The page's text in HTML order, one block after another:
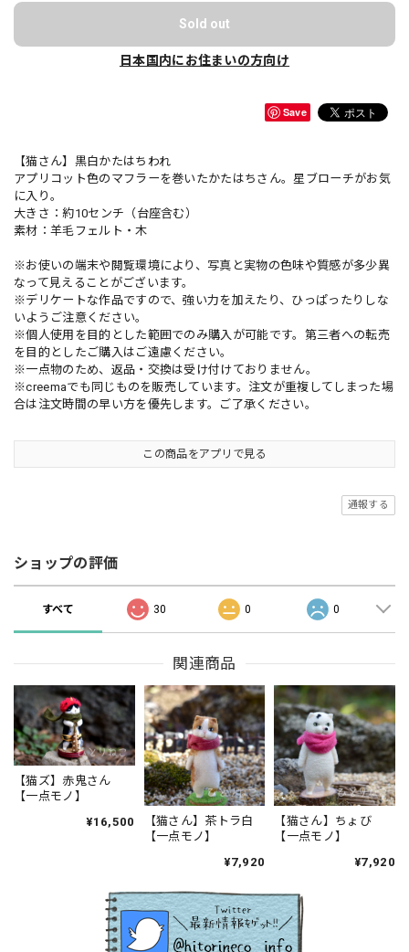
Sold out
日本国内にお住まいの方向け
Save
【猫さん】黒白かたはちわれ
アプリコット色のマフラーを巻いたかたはちさん。星ブローチがお気
に入り。
大きさ：約10センチ（台座含む）
素材：羊毛フェルト・木
※お使いの端末や閲覧環境により、写真と実物の色味や質感が多少異
なって見えることがございます。
※デリケートな作品ですので、強い力を加えたり、ひっぱったりしな
いようご注意ください。
※個人使用を目的とした範囲でのみ購入が可能です。第三者への転売
を目的としたご購入はご遠慮ください。
※一点物のため、返品・交換は受け付けておりません。
※creemaでも同じものを販売しています。注文が重複してしまった場
合は注文時間の早い方を優先します。ご了承ください。
この商品をアプリで見る
通報する
ショップの評価
すべて 30 0 0
関連商品
【猫ズ】赤鬼さん
【一点モノ】
¥16,500
【猫さん】茶トラ白
【一点モノ】
¥7,920
【猫さん】ちょび
【一点モノ】
¥7,920